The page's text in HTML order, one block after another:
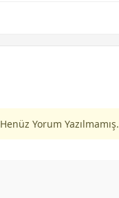
Henüz Yorum Yazılmamış.